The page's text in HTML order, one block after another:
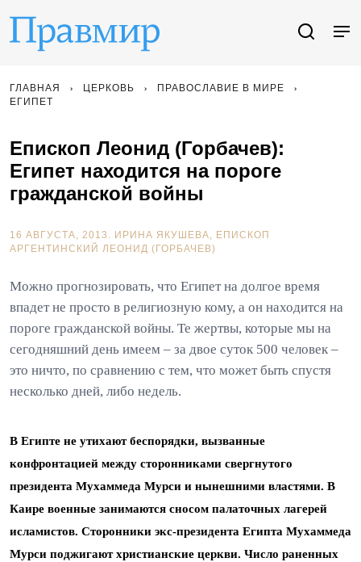
ГЛАВНАЯ ЦЕРКОВЬ
ПРАВОСЛАВИЕ В МИРЕ
ЕГИПЕТ
Епископ Леонид (Горбачев):
Египет находится на пороге
гражданской войны
16 АВГУСТА, 2013. ИРИНА ЯКУШЕВА
ЕПИСКОП
АРГЕНТИНСКИЙ ЛЕОНИД (ГОРБАЧЕВ)
Можно прогнозировать, что Египет на долгое время
впадет не просто в религиозную кому, а он находится на
пороге гражданской войны. Те жертвы, которые мы на
сегодняшний день имеем – за двое суток 500 человек –
это ничто, по сравнению с тем, что может быть спустя
несколько дней, либо недель.
В Египте не утихают беспорядки, вызванные
конфронтацией между сторонниками свергнутого
президента Мухаммеда Мурси и нынешними властями. В
Каире военные занимаются сносом палаточных лагерей
исламистов. Сторонники экс-президента Египта Мухаммеда
Мурси поджигают христианские церкви. Число раненных